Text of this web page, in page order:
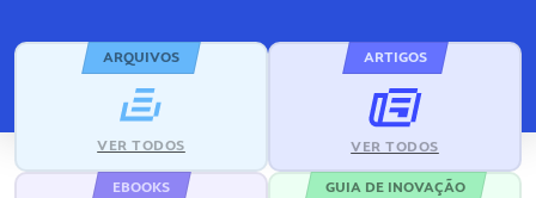
ARQUIVOS
VER TODOS
ARTIGOS
VER TODOS
EBOOKS GUIA DE INOVAÇÃO